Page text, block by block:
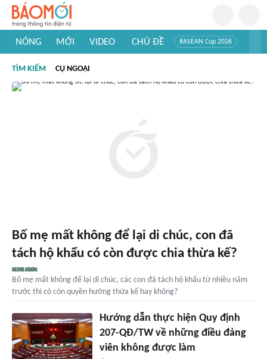
NÓNG MỚI VIDEO CHỦ ĐỀ #ASEAN Cup 2026
#Khám phá thế giới
TÌM KIẾM CỤ NGOẠI
Bố mẹ mất không để lại di chúc, con đã
tách hộ khẩu có còn được chia thừa kế?
Bố mẹ mất không để lại di chúc, các con đã tách hộ khẩu từ nhiều năm
trước thì có còn quyền hưởng thừa kế hay không?
Hướng dẫn thực hiện Quy định
207-QĐ/TW về những điều đảng
viên không được làm